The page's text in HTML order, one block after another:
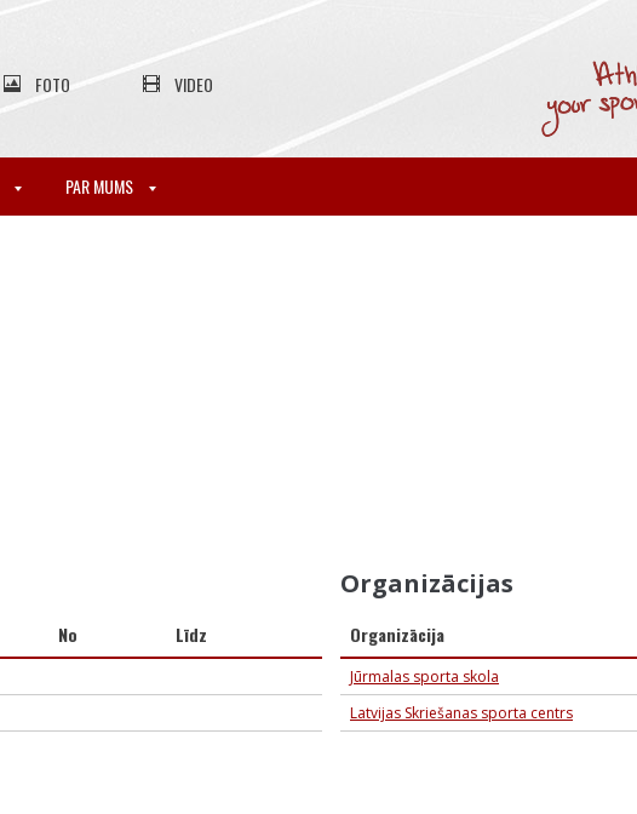
FOTO VIDEO
PAR MUMS
No Līdz
Organizācijas
Organizācija
Jūrmalas sporta skola
Latvijas Skriešanas sporta centrs